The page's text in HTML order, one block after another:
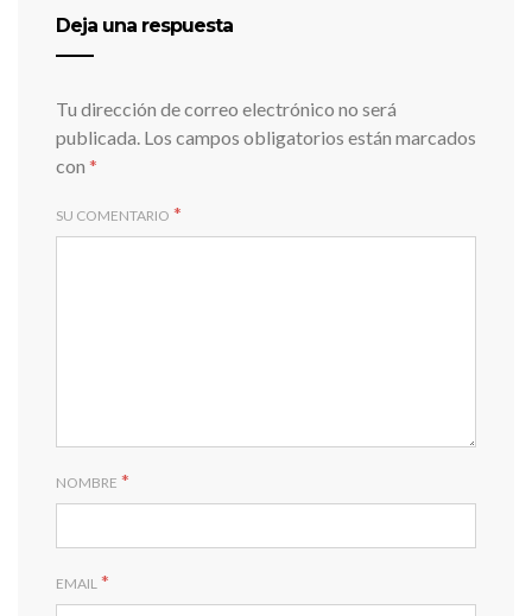
Deja una respuesta
Tu dirección de correo electrónico no será
publicada. Los campos obligatorios están marcados
con *
SU COMENTARIO *
NOMBRE *
EMAIL *